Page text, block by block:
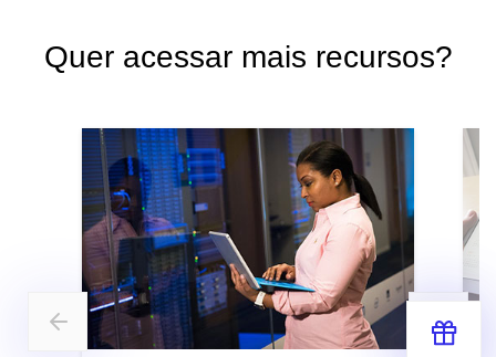
Quer acessar mais recursos?